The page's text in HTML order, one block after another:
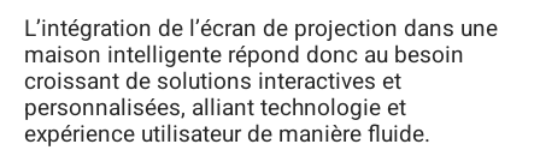
L’intégration de l’écran de projection dans une
maison intelligente répond donc au besoin
croissant de solutions interactives et
personnalisées, alliant technologie et
expérience utilisateur de manière fluide.